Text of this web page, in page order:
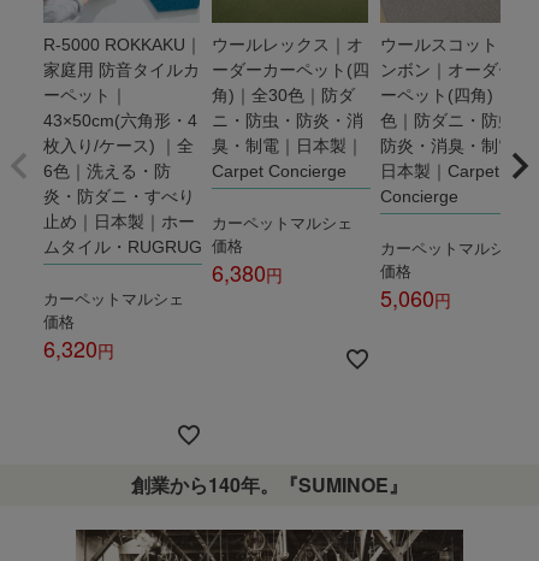
R-5000 ROKKAKU｜
家庭用 防音タイルカ
ーペット｜
43×50cm(六角形・4
枚入り/ケース) ｜全
6色｜洗える・防
炎・防ダニ・すべり
止め｜日本製｜ホー
ムタイル・RUGRUG
カーペットマルシェ
価格
6,320
ウールレックス｜オ
ーダーカーペット(四
角)｜全30色｜防ダ
ニ・防虫・防炎・消
臭・制電｜日本製｜
Carpet Concierge
カーペットマルシェ
価格
6,380
ウールスコット ヘリ
ンボン｜オーダーカ
ーペット(四角)｜全3
色｜防ダニ・防虫・
防炎・消臭・制電｜
日本製｜Carpet
Concierge
カーペットマルシェ
価格
5,060
創業から140年。『SUMINOE』